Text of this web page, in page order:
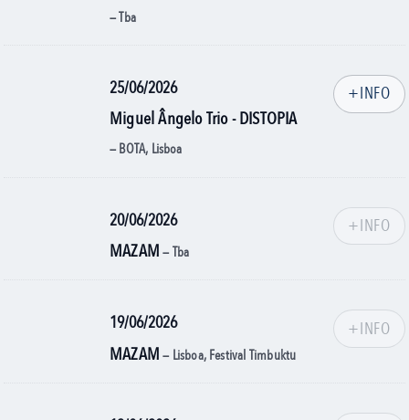
— Tba
25/06/2026
Miguel Ângelo Trio - DISTOPIA
— BOTA, Lisboa
+INFO
20/06/2026
MAZAM — Tba
+INFO
19/06/2026
MAZAM — Lisboa, Festival Timbuktu
+INFO